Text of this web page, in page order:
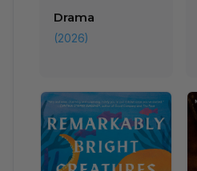
Drama
(2026)